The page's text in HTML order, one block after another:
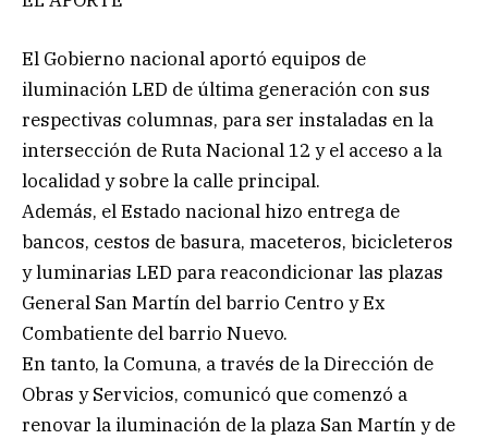
El Gobierno nacional aportó equipos de
iluminación LED de última generación con sus
respectivas columnas, para ser instaladas en la
intersección de Ruta Nacional 12 y el acceso a la
localidad y sobre la calle principal.
Además, el Estado nacional hizo entrega de
bancos, cestos de basura, maceteros, bicicleteros
y luminarias LED para reacondicionar las plazas
General San Martín del barrio Centro y Ex
Combatiente del barrio Nuevo.
En tanto, la Comuna, a través de la Dirección de
Obras y Servicios, comunicó que comenzó a
renovar la iluminación de la plaza San Martín y de